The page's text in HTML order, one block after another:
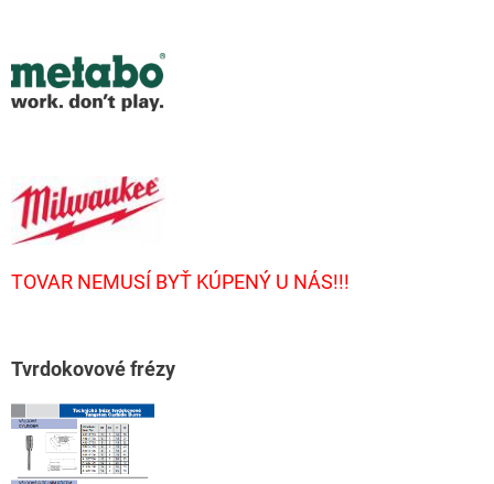
TOVAR NEMUSÍ BYŤ KÚPENÝ U NÁS!!!
Tvrdokovové frézy